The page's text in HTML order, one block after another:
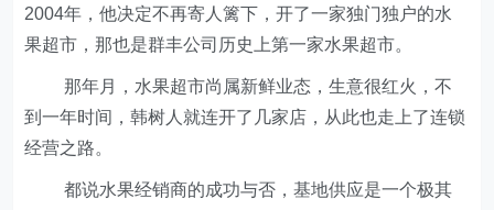
2004年，他决定不再寄人篱下，开了一家独门独户的水
果超市，那也是群丰公司历史上第一家水果超市。
那年月，水果超市尚属新鲜业态，生意很红火，不
到一年时间，韩树人就连开了几家店，从此也走上了连锁
经营之路。
都说水果经销商的成功与否，基地供应是一个极其